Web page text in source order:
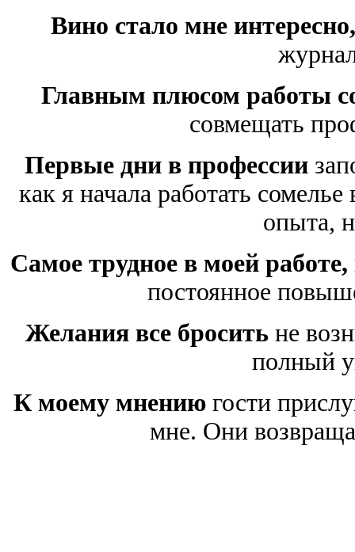
Вино стало мне интересно,
Главным плюсом работы
совмещать
Первые дни в профессии
как я начала работать
опыта,
Самое трудное в моей работе,
постоянное
Желания все броситьне
полный
К моему мнениюгости
мне. Они